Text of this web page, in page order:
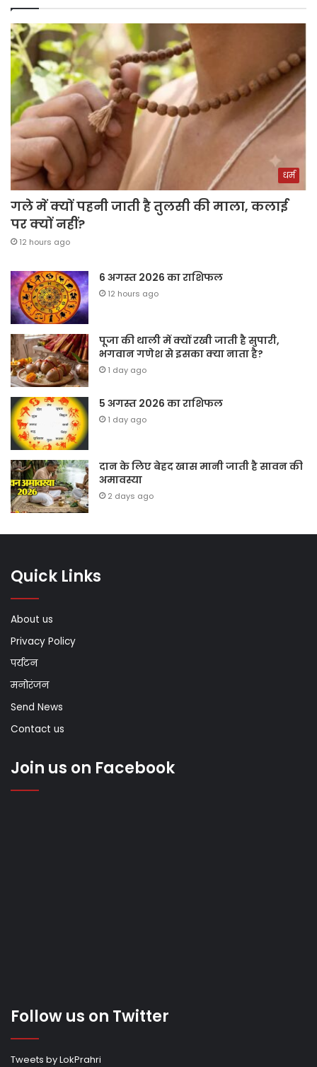
धर्म
गले में क्यों पहनी जाती है तुलसी की माला, कलाई
पर क्यों नहीं?
12 hours ago
6 अगस्त 2026 का राशिफल
12 hours ago
पूजा की थाली में क्यों रखी जाती है सुपारी,
भगवान गणेश से इसका क्या नाता है?
1 day ago
5 अगस्त 2026 का राशिफल
1 day ago
दान के लिए बेहद खास मानी जाती है सावन की
अमावस्या
2 days ago
Quick Links
About us
Privacy Policy
पर्यटन
मनोरंजन
Send News
Contact us
Join us on Facebook
Follow us on Twitter
Tweets by LokPrahri